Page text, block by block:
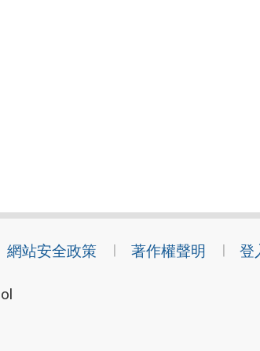
網站安全政策 著作權聲明 登